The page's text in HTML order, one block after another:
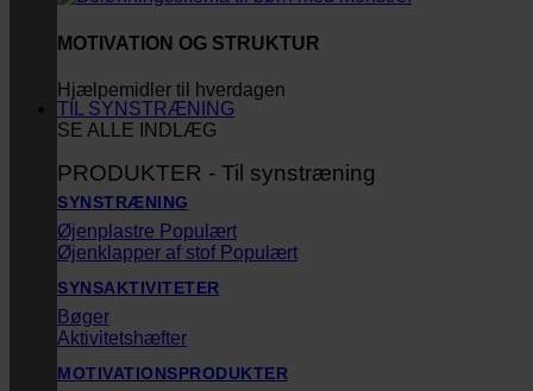
MOTIVATION OG STRUKTUR
Hjælpemidler til hverdagen
SE ALLE INDLÆG
TIL SYNSTRÆNING
PRODUKTER - Til synstræning
SYNSTRÆNING
Øjenplastre
Øjenklapper af stof
SYNSAKTIVITETER
Bøger
Aktivitetshæfter
MOTIVATIONSPRODUKTER